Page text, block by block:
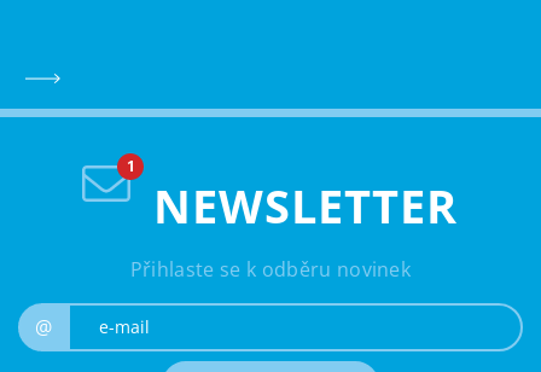
NEWSLETTER
Přihlaste se k odběru novinek
@